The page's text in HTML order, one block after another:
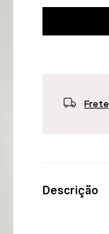
Frete
Descrição